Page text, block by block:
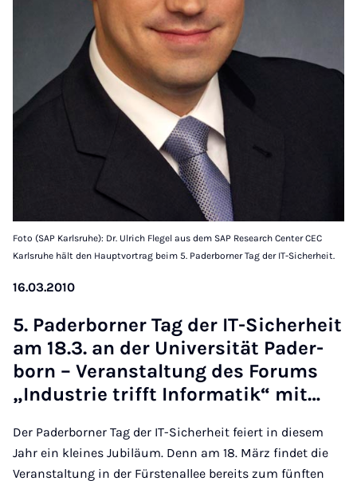
Foto (SAP Karlsruhe): Dr. Ulrich Flegel aus dem SAP Research Center CEC
Karlsruhe hält den Hauptvortrag beim 5. Paderborner Tag der IT-Sicherheit.
16.03.2010
5. Pader­borner Tag der IT-Sich­er­heit
am 18.3. an der Uni­versität Pader­
born – Ver­an­stal­tung des For­ums
„In­dus­trie trifft In­form­atik“ mit…
Der Paderborner Tag der IT-Sicherheit feiert in diesem
Jahr ein kleines Jubiläum. Denn am 18. März findet die
Veranstaltung in der Fürstenallee bereits zum fünften